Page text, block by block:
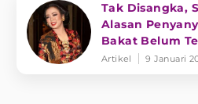
Tak Disangka,
Alasan
Bakat Belum
Artikel 9 Januari